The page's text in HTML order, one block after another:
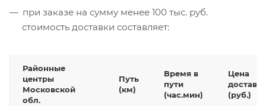
при заказе на сумму менее 100 тыс. руб.
стоимость доставки составляет:
Районные
центры
Московской
обл.
Путь
(км)
Время в
пути
(час.мин)
Цена
(руб.)